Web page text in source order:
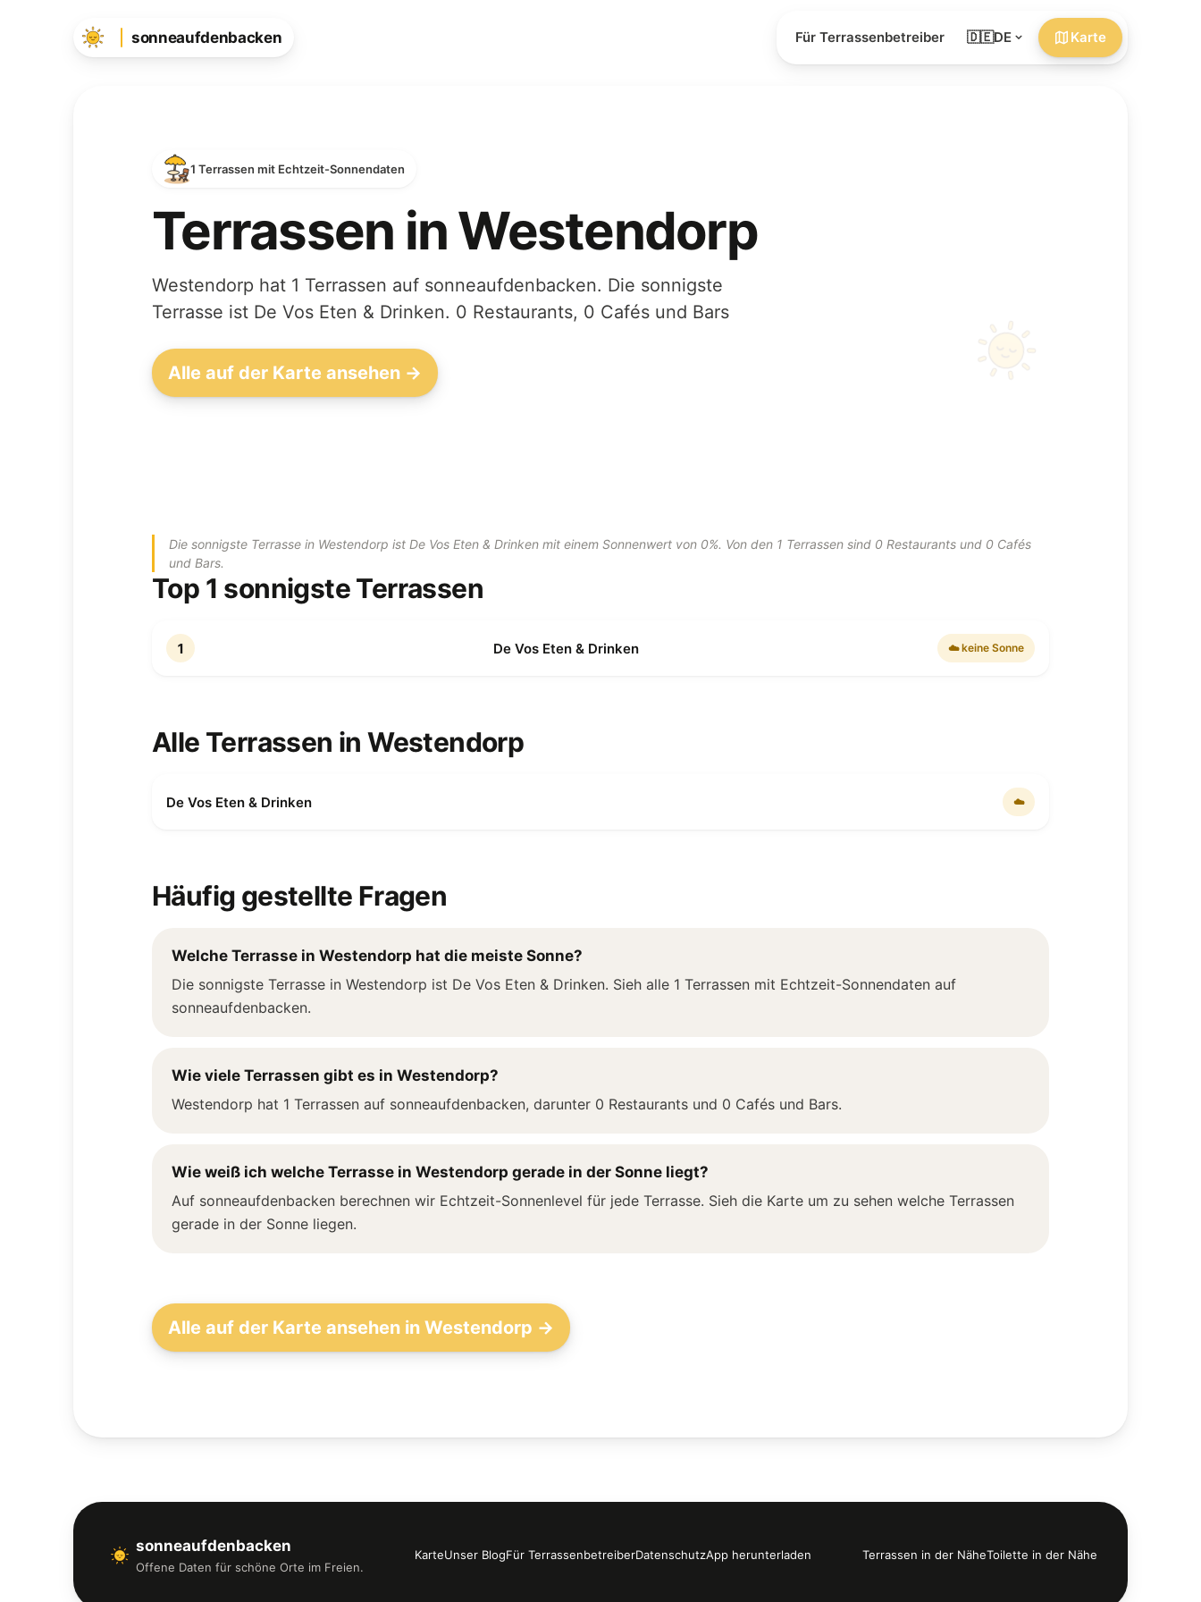
sonneaufdenbacken Für Terrassenbetreiber 🇩🇪DE Karte
1 Terrassen mit Echtzeit-Sonnendaten
Terrassen in Westendorp
Westendorp hat 1 Terrassen auf sonneaufdenbacken. Die sonnigste
Terrasse ist De Vos Eten & Drinken. 0 Restaurants, 0 Cafés und Bars
Alle auf der Karte ansehen →
Die sonnigste Terrasse in Westendorp ist De Vos Eten & Drinken mit einem Sonnenwert von 0%. Von den 1 Terrassen sind 0 Restaurants und 0 Cafés
und Bars.
Top 1 sonnigste Terrassen
1 De Vos Eten & Drinken ☁️ keine Sonne
Alle Terrassen in Westendorp
De Vos Eten & Drinken ☁️
Häufig gestellte Fragen
Welche Terrasse in Westendorp hat die meiste Sonne?
Die sonnigste Terrasse in Westendorp ist De Vos Eten & Drinken. Sieh alle 1 Terrassen mit Echtzeit-Sonnendaten auf
sonneaufdenbacken.
Wie viele Terrassen gibt es in Westendorp?
Westendorp hat 1 Terrassen auf sonneaufdenbacken, darunter 0 Restaurants und 0 Cafés und Bars.
Wie weiß ich welche Terrasse in Westendorp gerade in der Sonne liegt?
Auf sonneaufdenbacken berechnen wir Echtzeit-Sonnenlevel für jede Terrasse. Sieh die Karte um zu sehen welche Terrassen
gerade in der Sonne liegen.
Alle auf der Karte ansehen in Westendorp →
sonneaufdenbacken
Offene Daten für schöne Orte im Freien.
KarteUnser BlogFür TerrassenbetreiberDatenschutzApp herunterladen Terrassen in der NäheToilette in der Nähe